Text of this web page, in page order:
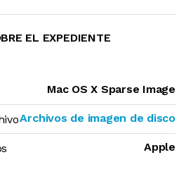
EL EXPEDIENTE
Mac OS X Sparse Image
Archivos de imagen de disco
Apple